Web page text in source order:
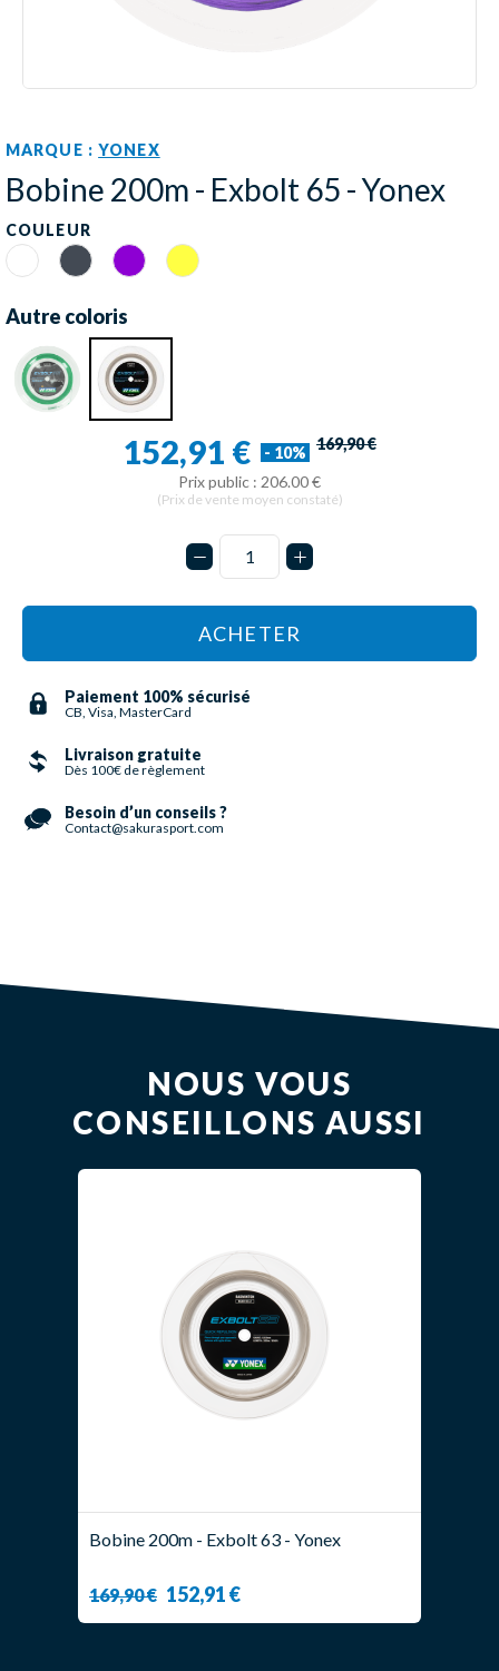
MARQUE :YONEX
Bobine 200m - Exbolt 65 - Yonex
COULEUR
Blanc Noir Violet Jaune
Autre coloris
152,91 € - 10% 169,90 €
Prix public : 206.00 €
(Prix de vente moyen constaté)
ACHETER
Paiement 100% sécurisé
CB, Visa, MasterCard
Livraison gratuite
Dès 100€ de règlement
Besoin d’un conseils ?
Contact@sakurasport.com
NOUS VOUS
CONSEILLONS AUSSI
Bobine 200m - Exbolt 63 - Yonex
169,90 € 152,91 €